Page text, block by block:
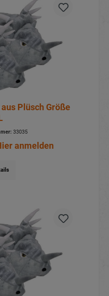
Plüsch Größe
33035
anmelden